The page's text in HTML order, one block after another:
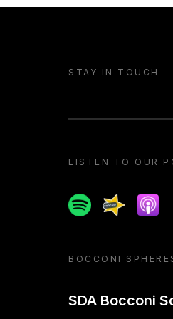
STAY IN TOUCH
LISTEN TO OUR
SpotifySpreaker
Apple
BOCCONI
SDA Bocconi